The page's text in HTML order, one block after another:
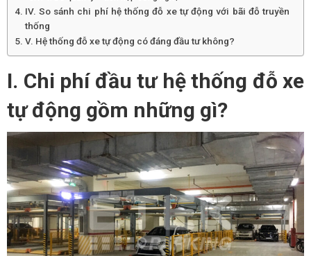
IV. So sánh chi phí hệ thống đỗ xe tự động với bãi đỗ truyền
thống
V. Hệ thống đỗ xe tự động có đáng đầu tư không?
I. Chi phí đầu tư hệ thống đỗ xe
tự động gồm những gì?